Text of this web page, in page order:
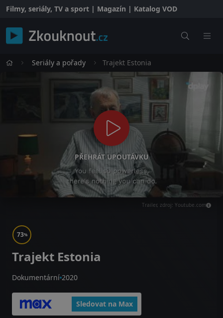
Filmy, seriály, TV a sport | Magazín | Katalog VOD
Seriály a pořady Trajekt Estonia
PŘEHRÁT UPOUTÁVKU
Trailer, zdroj: Youtube.com
73%
Trajekt Estonia
Dokumentární 2020
Sledovat na Max